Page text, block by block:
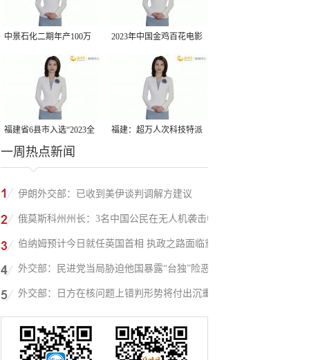
中景石化二期年产100万
吨丙烷脱氢项目建成中交
2023年中国金鸡百花电影
节有福电影巡展31日启动
福建省6县市入选“2023全
国县域发展潜力百强县”
福建：超万人次科技特派
一周热点新闻
伊朗外交部：已收到美伊谈判调解方建议
俄莫斯科州州长：3名中国公民在无人机袭击中
受伤
伯纳姆预计今日就任英国首相 执政之路面临重
重挑战
外交部：民进党当局胁迫他国暴露“台独”险恶
本质
外交部：日方在核问题上错判形势将付出沉重
代价